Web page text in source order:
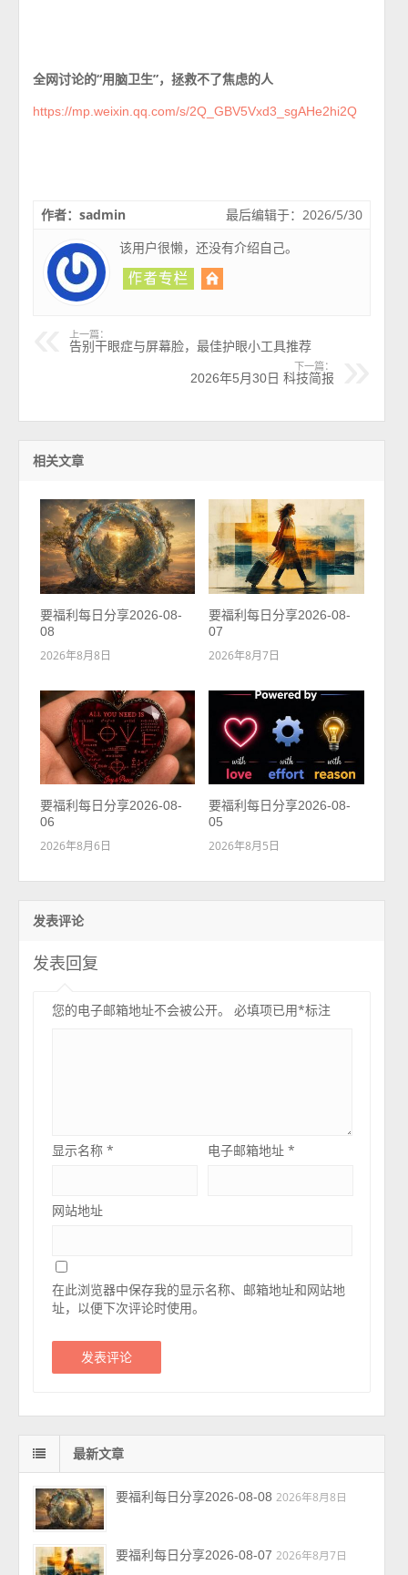
全网讨论的“用脑卫生”，拯救不了焦虑的人
https://mp.weixin.qq.com/s/2Q_GBV5Vxd3_sgAHe2hi2Q
最后编辑于：2026/5/30
作者：sadmin
该用户很懒，还没有介绍自己。
上一篇：
告别干眼症与屏幕脸，最佳护眼小工具推荐
下一篇：
2026年5月30日 科技简报
相关文章
要福利每日分享2026-08-
08
2026年8月8日
要福利每日分享2026-08-
07
2026年8月7日
要福利每日分享2026-08-
06
2026年8月6日
要福利每日分享2026-08-
05
2026年8月5日
发表评论
发表回复
您的电子邮箱地址不会被公开。 必填项已用*标注
显示名称* 电子邮箱地址*
网站地址
在此浏览器中保存我的显示名称、邮箱地址和网站地
址，以便下次评论时使用。
最新文章
要福利每日分享2026-08-08 2026年8月8日
要福利每日分享2026-08-07 2026年8月7日